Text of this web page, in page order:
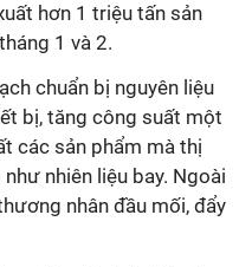
hơn 1 triệu tấn sản
1 và 2.
chuẩn bị nguyên liệu
bị, tăng công suất một
các sản phẩm mà thị
nhiên liệu bay. Ngoài
nhân đầu mối, đẩy